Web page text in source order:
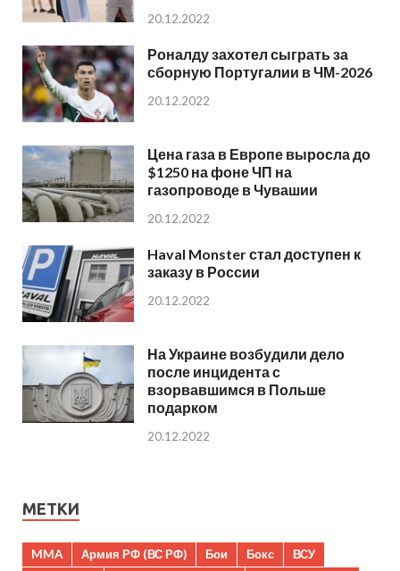
20.12.2022
Роналду захотел сыграть за
сборную Португалии в ЧМ-2026
20.12.2022
Цена газа в Европе выросла до
$1250 на фоне ЧП на
газопроводе в Чувашии
20.12.2022
Haval Monster стал доступен к
заказу в России
20.12.2022
На Украине возбудили дело
после инцидента с
взорвавшимся в Польше
подарком
20.12.2022
МЕТКИ
MMA Армия РФ (ВС РФ) Бои Бокс
ВСУ